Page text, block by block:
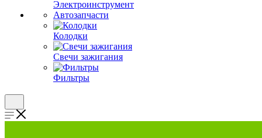
Электроинструмент
Автозапчасти
Колодки
Свечи зажигания
Фильтры